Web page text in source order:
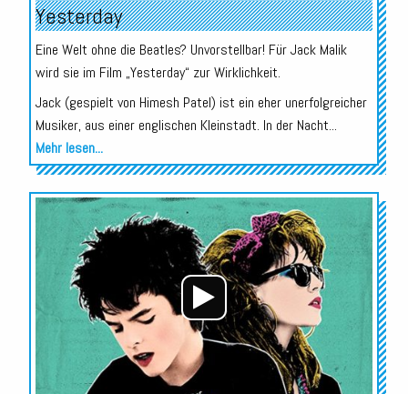
Yesterday
Eine Welt ohne die Beatles? Unvorstellbar! Für Jack Malik
wird sie im Film „Yesterday“ zur Wirklichkeit.
Jack (gespielt von Himesh Patel) ist ein eher unerfolgreicher
Musiker, aus einer englischen Kleinstadt. In der Nacht...
Mehr lesen...
Audio-
Player